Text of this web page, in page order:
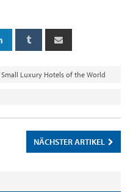
Small Luxury Hotels of the World
NÄCHSTER ARTIKEL